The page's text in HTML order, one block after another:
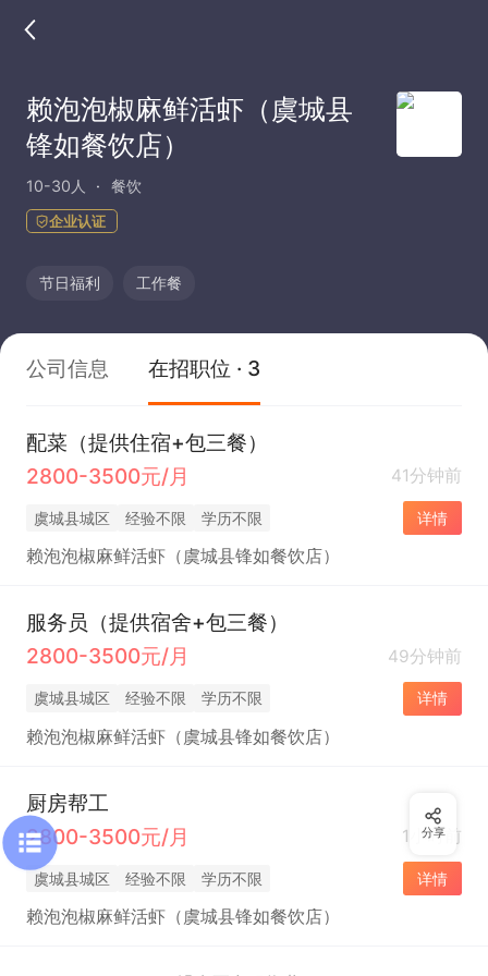
赖泡泡椒麻鲜活虾（虞城县
锋如餐饮店）
10-30人 餐饮
企业认证
节日福利 工作餐
公司信息 在招职位 · 3
配菜（提供住宿+包三餐）
2800-3500元/月
41分钟前
虞城县城区 经验不限 学历不限 详情
赖泡泡椒麻鲜活虾（虞城县锋如餐饮店）
服务员（提供宿舍+包三餐）
2800-3500元/月
49分钟前
虞城县城区 经验不限 学历不限 详情
赖泡泡椒麻鲜活虾（虞城县锋如餐饮店）
厨房帮工
2800-3500元/月
1小时前
虞城县城区 经验不限 学历不限 详情
赖泡泡椒麻鲜活虾（虞城县锋如餐饮店）
分享